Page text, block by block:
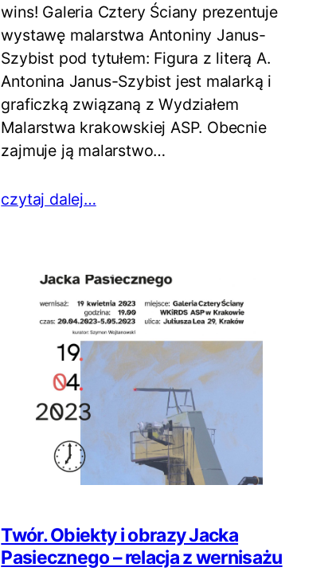
wins! Galeria Cztery Ściany prezentuje
wystawę malarstwa Antoniny Janus-
Szybist pod tytułem: Figura z literą A.
Antonina Janus-Szybist jest malarką i
graficzką związaną z Wydziałem
Malarstwa krakowskiej ASP. Obecnie
zajmuje ją malarstwo…
czytaj dalej…
Twór. Obiekty i obrazy Jacka
Pasiecznego – relacja z wernisażu